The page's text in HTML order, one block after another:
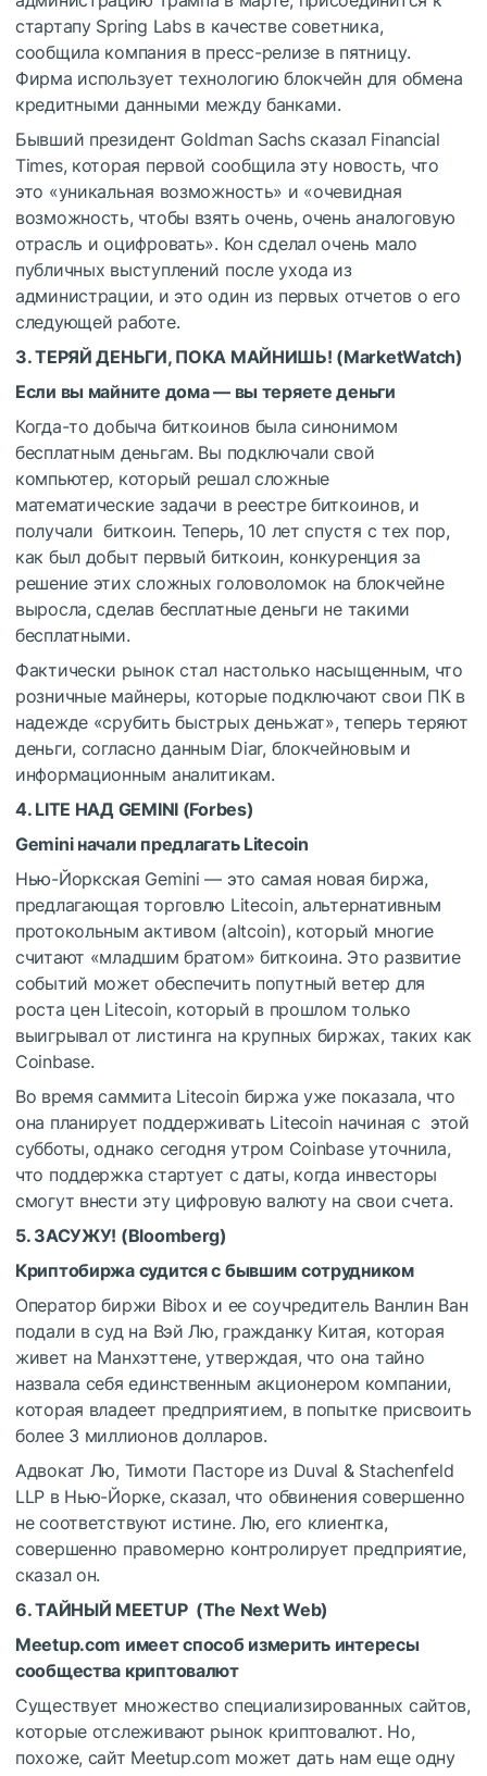
стартапу Spring Labs в качестве советника,
сообщила компания в пресс-релизе в пятницу.
Фирма использует технологию блокчейн для обмена
кредитными данными между банками.
Бывший президент Goldman Sachs сказал Financial
Times, которая первой сообщила эту новость, что
это «уникальная возможность» и «очевидная
возможность, чтобы взять очень, очень аналоговую
отрасль и оцифровать». Кон сделал очень мало
публичных выступлений после ухода из
администрации, и это один из первых отчетов о его
следующей работе.
3. ТЕРЯЙ ДЕНЬГИ, ПОКА МАЙНИШЬ! (MarketWatch)
Если вы майните дома — вы теряете деньги
Когда-то добыча биткоинов была синонимом
бесплатным деньгам. Вы подключали свой
компьютер, который решал сложные
математические задачи в реестре биткоинов, и
получали биткоин. Теперь, 10 лет спустя с тех пор,
как был добыт первый биткоин, конкуренция за
решение этих сложных головоломок на блокчейне
выросла, сделав бесплатные деньги не такими
бесплатными.
Фактически рынок стал настолько насыщенным, что
розничные майнеры, которые подключают свои ПК в
надежде «срубить быстрых деньжат», теперь теряют
деньги, согласно данным Diar, блокчейновым и
информационным аналитикам.
4. LITE НАД GEMINI (Forbes)
Gemini начали предлагать Litecoin
Нью-Йоркская Gemini — это самая новая биржа,
предлагающая торговлю Litecoin, альтернативным
протокольным активом (altcoin), который многие
считают «младшим братом» биткоина. Это развитие
событий может обеспечить попутный ветер для
роста цен Litecoin, который в прошлом только
выигрывал от листинга на крупных биржах, таких как
Coinbase.
Во время саммита Litecoin биржа уже показала, что
она планирует поддерживать Litecoin начиная с этой
субботы, однако сегодня утром Coinbase уточнила,
что поддержка стартует с даты, когда инвесторы
смогут внести эту цифровую валюту на свои счета.
5. ЗАСУЖУ! (Bloomberg)
Криптобиржа судится с бывшим сотрудником
Оператор биржи Bibox и ее соучредитель Ванлин Ван
подали в суд на Вэй Лю, гражданку Китая, которая
живет на Манхэттене, утверждая, что она тайно
назвала себя единственным акционером компании,
которая владеет предприятием, в попытке присвоить
более 3 миллионов долларов.
Адвокат Лю, Тимоти Пасторе из Duval & Stachenfeld
LLP в Нью-Йорке, сказал, что обвинения совершенно
не соответствуют истине. Лю, его клиентка,
совершенно правомерно контролирует предприятие,
сказал он.
6. ТАЙНЫЙ MEETUP (The Next Web)
Meetup.com имеет способ измерить интересы
сообщества криптовалют
Существует множество специализированных сайтов,
которые отслеживают рынок криптовалют. Но,
похоже, сайт Meetup.com может дать нам еще одну